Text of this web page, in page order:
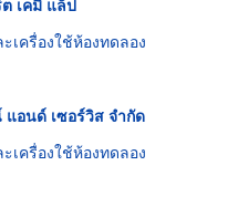
เครื่องใช้ห้องทดลอง
อนด์ เซอร์วิส จำกัด
เครื่องใช้ห้องทดลอง